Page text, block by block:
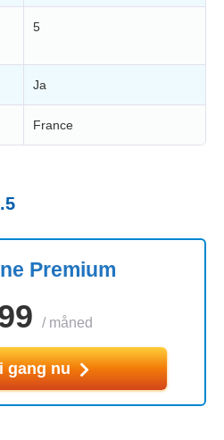
5
Ja
France
Premium
/ måned
gang nu